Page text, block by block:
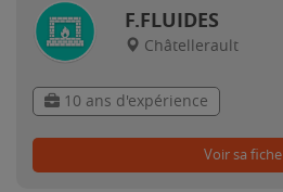
F.FLUIDES
Châtellerault
10 ans d'expérience
Voir sa fiche